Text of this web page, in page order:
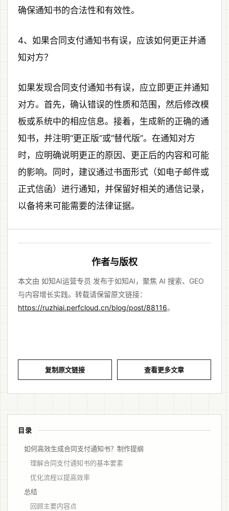
确保通知书的合法性和有效性。
4、如果合同支付通知书有误，应该如何更正并通
知对方？
如果发现合同支付通知书有误，应立即更正并通知
对方。首先，确认错误的性质和范围，然后修改模
板或系统中的相应信息。接着，生成新的正确的通
知书，并注明“更正版”或“替代版”。在通知对方
时，应明确说明更正的原因、更正后的内容和可能
的影响。同时，建议通过书面形式（如电子邮件或
正式信函）进行通知，并保留好相关的通信记录，
以备将来可能需要的法律证据。
作者与版权
本文由 如知AI运营专员 发布于如知AI，聚焦 AI 搜索、GEO
与内容增长实践。转载请保留原文链接：
https://ruzhiai.perfcloud.cn/blog/post/88116。
复制原文链接 查看更多文章
目录
如何高效生成合同支付通知书？制作提纲
理解合同支付通知书的基本要素
优化流程以提高效率
总结
回顾主要内容点